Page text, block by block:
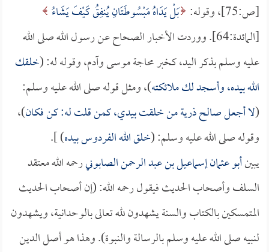
[ص:75]، وقوله:
بَلْ يَدَاهُ مَبْسُوطَتَانِ يُنفِقُ كَيْفَ يَشَاءُ
[المائدة:64]. ووردت الأخبار الصحاح عن رسول الله صلى الله
عليه وسلم بذكر اليد، كخبر محاجة موسى وآدم، وقوله له: (خلقك
الله بيده، وأسجد لك ملائكته)، ومثل قوله صلى الله عليه وسلم:
(لا أجعل صالح ذرية من خلقت بيدي، كمن قلت له: كن فكان)،
وقوله صلى الله عليه وسلم: (خلق الله الفردوس بيده) ].
يبينأبو عثمان إسماعيل بن عبد الرحمن الصابونيرحمه الله معتقد
السلف وأصحاب الحديث فيقول رحمه الله: (إن أصحاب الحديث
المتمسكين بالكتاب والسنة يشهدون لله تعالى بالوحدانية، ويشهدون
لنبيه صلى الله عليه وسلم بالرسالة والنبوة). وهذا هو أصل الدين